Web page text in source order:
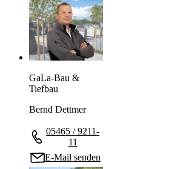
GaLa-Bau &
Tiefbau
Bernd Dettmer
05465 / 9211-
11
E-Mail senden